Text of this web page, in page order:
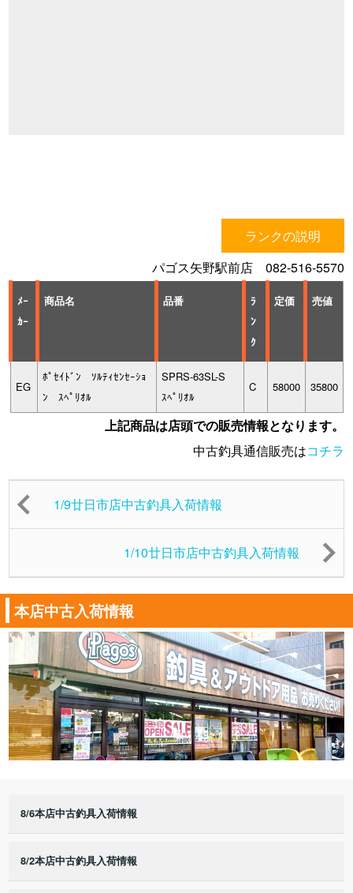
ランクの説明
パゴス矢野駅前店 082-516-5570
ﾒｰ
ｶｰ
商品名 品番
ﾗ
ﾝ
ｸ
定価 売値
EG
ﾎﾟｾｲﾄﾞﾝ ｿﾙﾃｨｾﾝｾｰｼｮ
ﾝ ｽﾍﾟﾘｵﾙ
SPRS-63SL-S
ｽﾍﾟﾘｵﾙ
C 58000 35800
上記商品は店頭での販売情報となります。
中古釣具通信販売はコチラ
1/9廿日市店中古釣具入荷情報
1/10廿日市店中古釣具入荷情報
本店中古入荷情報
8/6本店中古釣具入荷情報
8/2本店中古釣具入荷情報